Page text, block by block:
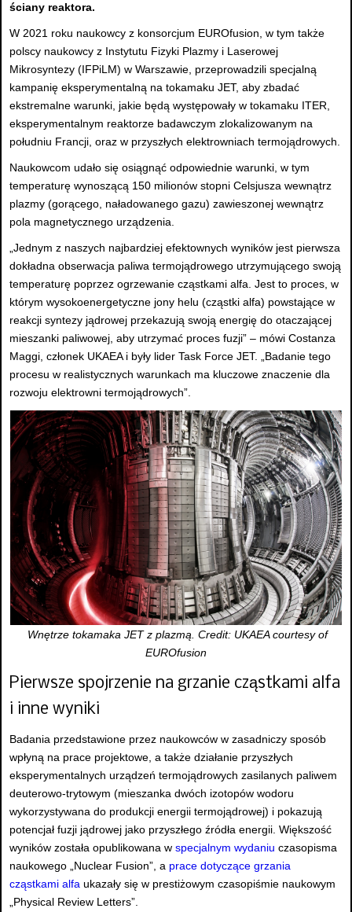
ściany reaktora.
W 2021 roku naukowcy z konsorcjum EUROfusion, w tym także
polscy naukowcy z Instytutu Fizyki Plazmy i Laserowej
Mikrosyntezy (IFPiLM) w Warszawie, przeprowadzili specjalną
kampanię eksperymentalną na tokamaku JET, aby zbadać
ekstremalne warunki, jakie będą występowały w tokamaku ITER,
eksperymentalnym reaktorze badawczym zlokalizowanym na
południu Francji, oraz w przyszłych elektrowniach termojądrowych.
Naukowcom udało się osiągnąć odpowiednie warunki, w tym
temperaturę wynoszącą 150 milionów stopni Celsjusza wewnątrz
plazmy (gorącego, naładowanego gazu) zawieszonej wewnątrz
pola magnetycznego urządzenia.
„Jednym z naszych najbardziej efektownych wyników jest pierwsza
dokładna obserwacja paliwa termojądrowego utrzymującego swoją
temperaturę poprzez ogrzewanie cząstkami alfa. Jest to proces, w
którym wysokoenergetyczne jony helu (cząstki alfa) powstające w
reakcji syntezy jądrowej przekazują swoją energię do otaczającej
mieszanki paliwowej, aby utrzymać proces fuzji” – mówi Costanza
Maggi, członek UKAEA i były lider Task Force JET. „Badanie tego
procesu w realistycznych warunkach ma kluczowe znaczenie dla
rozwoju elektrowni termojądrowych”.
Wnętrze tokamaka JET z plazmą. Credit: UKAEA courtesy of
EUROfusion
Pierwsze spojrzenie na grzanie cząstkami alfa
i inne wyniki
Badania przedstawione przez naukowców w zasadniczy sposób
wpłyną na prace projektowe, a także działanie przyszłych
eksperymentalnych urządzeń termojądrowych zasilanych paliwem
deuterowo-trytowym (mieszanka dwóch izotopów wodoru
wykorzystywana do produkcji energii termojądrowej) i pokazują
potencjał fuzji jądrowej jako przyszłego źródła energii. Większość
wyników została opublikowana w specjalnym wydaniu czasopisma
naukowego „Nuclear Fusion”, a prace dotyczące grzania
cząstkami alfa ukazały się w prestiżowym czasopiśmie naukowym
„Physical Review Letters”.